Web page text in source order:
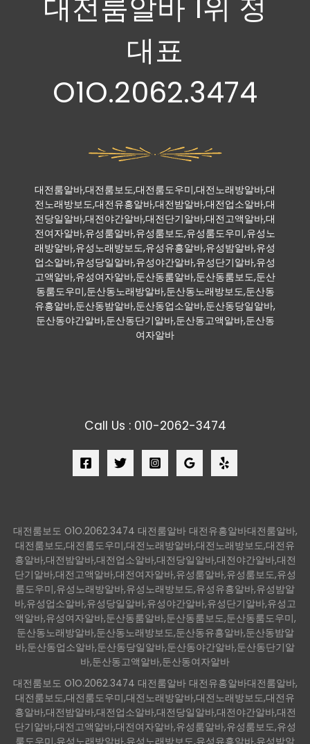
대표
O1O.2062.3474
대전룸알바,대전룸보도,대전룸도우미,대전노래방알바,대
전노래방보도,대전유흥알바,대전밤알바,대전업소알바,대
전당일알바,대전야간알바,대전단기알바,대전고액알바,대
전여자알바,유성룸알바,유성룸보도,유성룸도우미,유성노
래방알바,유성노래방보도,유성유흥알바,유성밤알바,유성
업소알바,유성당일알바,유성야간알바,유성단기알바,유성
고액알바,유성여자알바,둔산동룸알바,둔산동룸보도,둔산
동룸도우미,둔산동노래방알바,둔산동노래방보도,둔산동
유흥알바,둔산동밤알바,둔산동업소알바,둔산동당일알바,
둔산동야간알바,둔산동단기알바,둔산동고액알바,둔산동
여자알바
Call Us : 010-2062-3474
대전룸보도 O1O.2062.3474 대전룸알바 대전유흥알바대전룸알바,
대전룸보도,대전룸도우미,대전노래방알바,대전노래방보도,대전유
흥알바,대전밤알바,대전업소알바,대전당일알바,대전야간알바,대전
단기알바,대전고액알바,대전여자알바,유성룸알바,유성룸보도,유성
룸도우미,유성노래방알바,유성노래방보도,유성유흥알바,유성밤알
바,유성업소알바,유성당일알바,유성야간알바,유성단기알바,유성고
액알바,유성여자알바,둔산동룸알바,둔산동룸보도,둔산동룸도우미,
둔산동노래방알바,둔산동노래방보도,둔산동유흥알바,둔산동밤알
바,둔산동업소알바,둔산동당일알바,둔산동야간알바,둔산동단기알
바,둔산동고액알바,둔산동여자알바
대전룸보도 O1O.2062.3474 대전룸알바 대전유흥알바대전룸알바,
대전룸보도,대전룸도우미,대전노래방알바,대전노래방보도,대전유
흥알바,대전밤알바,대전업소알바,대전당일알바,대전야간알바,대전
단기알바,대전고액알바,대전여자알바,유성룸알바,유성룸보도,유성